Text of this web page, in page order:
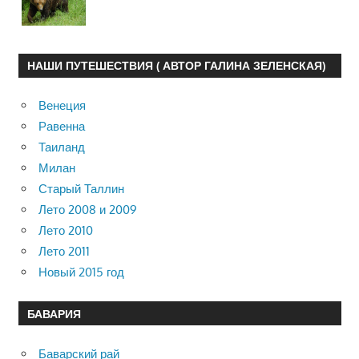
НАШИ ПУТЕШЕСТВИЯ ( АВТОР ГАЛИНА ЗЕЛЕНСКАЯ)
Венеция
Равенна
Таиланд
Милан
Старый Таллин
Лето 2008 и 2009
Лето 2010
Лето 2011
Новый 2015 год
БАВАРИЯ
Баварский рай